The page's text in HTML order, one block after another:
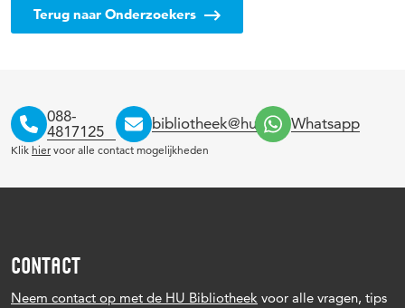
Terug naar Onderzoekers
088-
4817125
bibliotheek@hu.nl Whatsapp
Klik hier voor alle contact mogelijkheden
CONTACT
Neem contact op met de HU Bibliotheek voor alle vragen, tips